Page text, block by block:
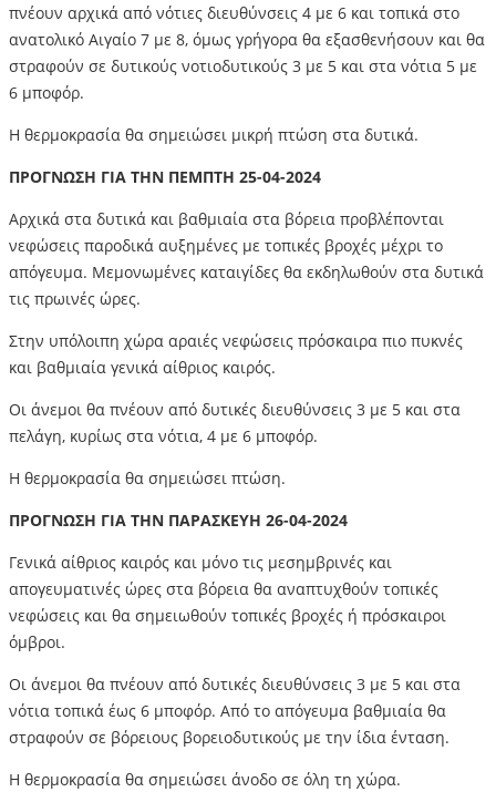
πνέουν αρχικά από νότιες διευθύνσεις 4 με 6 και τοπικά στο
ανατολικό Αιγαίο 7 με 8, όμως γρήγορα θα εξασθενήσουν και θα
στραφούν σε δυτικούς νοτιοδυτικούς 3 με 5 και στα νότια 5 με
6 μποφόρ.
Η θερμοκρασία θα σημειώσει μικρή πτώση στα δυτικά.
ΠΡΟΓΝΩΣΗ ΓΙΑ ΤΗΝ ΠΕΜΠΤΗ 25-04-2024
Αρχικά στα δυτικά και βαθμιαία στα βόρεια προβλέπονται
νεφώσεις παροδικά αυξημένες με τοπικές βροχές μέχρι το
απόγευμα. Μεμονωμένες καταιγίδες θα εκδηλωθούν στα δυτικά
τις πρωινές ώρες.
Στην υπόλοιπη χώρα αραιές νεφώσεις πρόσκαιρα πιο πυκνές
και βαθμιαία γενικά αίθριος καιρός.
Οι άνεμοι θα πνέουν από δυτικές διευθύνσεις 3 με 5 και στα
πελάγη, κυρίως στα νότια, 4 με 6 μποφόρ.
Η θερμοκρασία θα σημειώσει πτώση.
ΠΡΟΓΝΩΣΗ ΓΙΑ ΤΗΝ ΠΑΡΑΣΚΕΥΗ 26-04-2024
Γενικά αίθριος καιρός και μόνο τις μεσημβρινές και
απογευματινές ώρες στα βόρεια θα αναπτυχθούν τοπικές
νεφώσεις και θα σημειωθούν τοπικές βροχές ή πρόσκαιροι
όμβροι.
Οι άνεμοι θα πνέουν από δυτικές διευθύνσεις 3 με 5 και στα
νότια τοπικά έως 6 μποφόρ. Από το απόγευμα βαθμιαία θα
στραφούν σε βόρειους βορειοδυτικούς με την ίδια ένταση.
Η θερμοκρασία θα σημειώσει άνοδο σε όλη τη χώρα.